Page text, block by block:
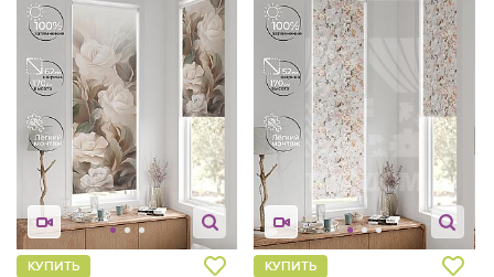
КУПИТЬ КУПИТЬ